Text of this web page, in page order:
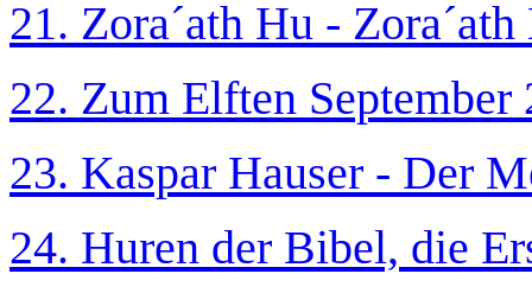
21. Zora´ath Hu -
22. Zum Elften September
23. Kaspar Hauser - Der
24. Huren der Bibel, die